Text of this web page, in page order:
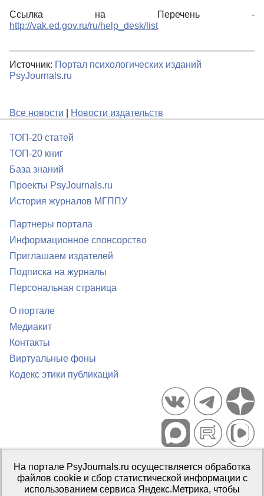
Ссылка на Перечень -
http://vak.ed.gov.ru/ru/help_desk/list
Источник: Портал психологических изданий
PsyJournals.ru
Все новости Новости издательств
ТОП-20 статей
ТОП-20 книг
База знаний
Проекты PsyJournals.ru
История журналов МГППУ
Партнеры портала
Информационное спонсорство
Приглашаем издателей
Подписка на журналы
Персональная страница
О портале
Медиакит
Контакты
Виртуальные фоны
Кодекс этики публикаций
Портал психологических изданий PsyJournals.ru, 2007–2026
Правила использования материалов
Свидетельство регистрации СМИЭл № ФС77-66447 от 14 июля
На портале PsyJournals.ru осуществляется обработка
файлов cookie и сбор статистической информации с
использованием сервиса Яндекс.Метрика, чтобы